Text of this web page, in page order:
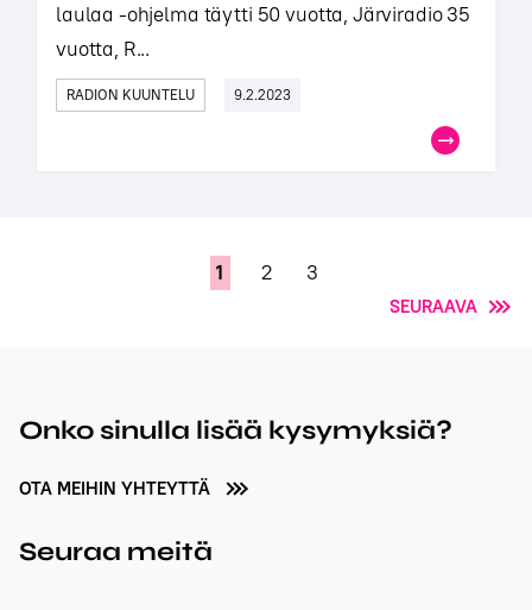
laulaa -ohjelma täytti 50 vuotta, Järviradio 35
vuotta, R...
RADION KUUNTELU 9.2.2023
1 2 3
SEURAAVA
Onko sinulla lisää kysymyksiä?
OTA MEIHIN YHTEYTTÄ
Seuraa meitä